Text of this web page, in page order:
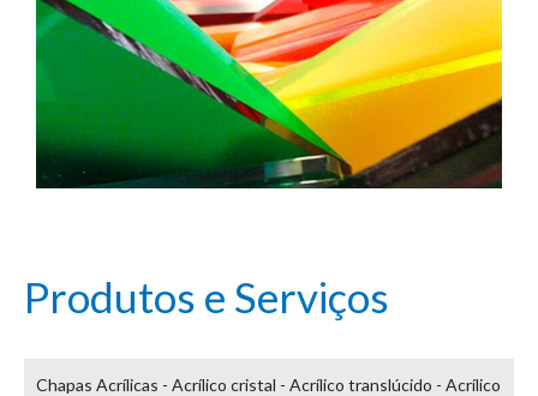
Produtos e Serviços
Chapas Acrílicas - Acrílico cristal - Acrílico translúcido - Acrílico